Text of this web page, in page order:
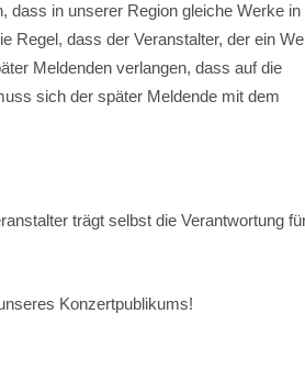
dass in unserer Region gleiche Werke in
Regel, dass der Veranstalter, der ein
Meldenden verlangen, dass auf die
sich der später Meldende mit dem
trägt selbst die Verantwortung
Konzertpublikums!